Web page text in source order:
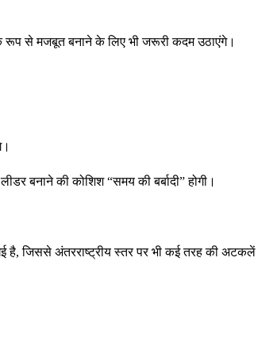
रूप से मजबूत बनाने के लिए भी जरूरी कदम उठाएंगे।
बनाने की कोशिश “समय की बर्बादी” होगी।
है, जिससे अंतरराष्ट्रीय स्तर पर भी कई तरह की अटकलें